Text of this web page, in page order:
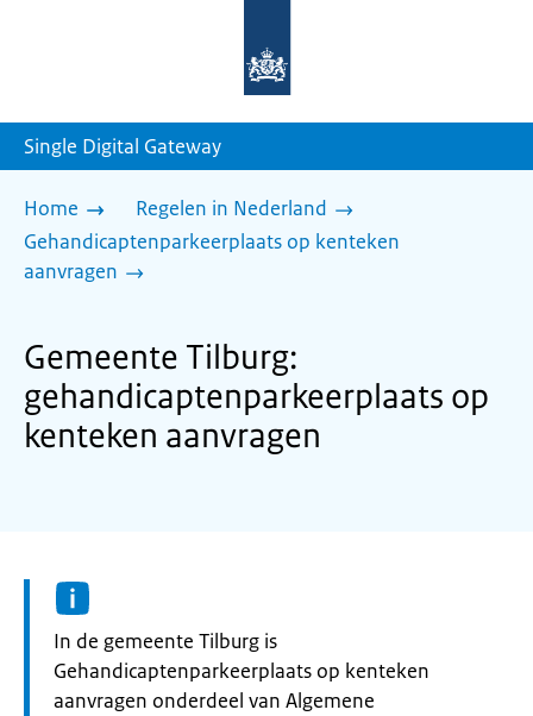
homepage
Single Digital Gateway
Home
Regelen in Nederland
Gehandicaptenparkeerplaats op kenteken
aanvragen
Gemeente Tilburg:
gehandicaptenparkeerplaats op
kenteken aanvragen
Informatie:
In de gemeente Tilburg is
Gehandicaptenparkeerplaats op kenteken
aanvragen onderdeel van Algemene